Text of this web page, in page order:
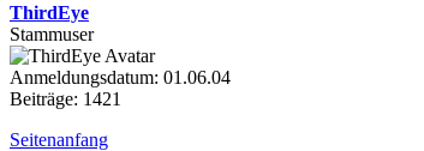
ThirdEye
Stammuser
Anmeldungsdatum: 01.06.04
Beiträge: 1421
Seitenanfang